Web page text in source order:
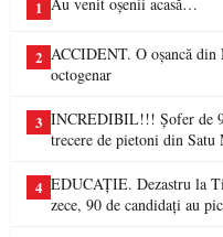
1
2 ACCIDENT. O oșancă din
octogenar
3 INCREDIBIL!!! Șofer de
trecere de pietoni din Satu
4 EDUCAȚIE. Dezastru la
zece, 90 de candidați au